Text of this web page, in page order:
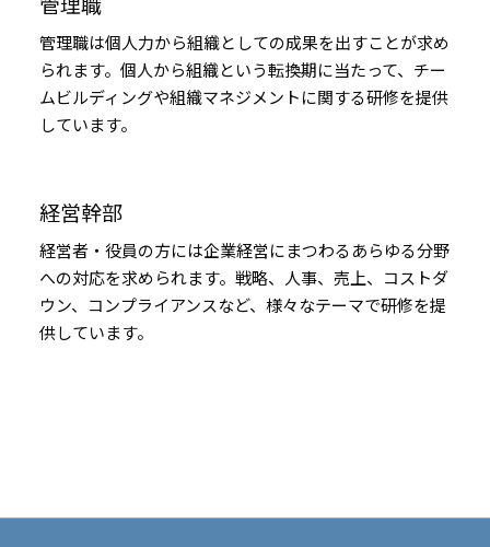
管理職
管理職は個人力から組織としての成果を出すことが求め
られます。個人から組織という転換期に当たって、チー
ムビルディングや組織マネジメントに関する研修を提供
しています。
経営幹部
経営者・役員の方には企業経営にまつわるあらゆる分野
への対応を求められます。戦略、人事、売上、コストダ
ウン、コンプライアンスなど、様々なテーマで研修を提
供しています。